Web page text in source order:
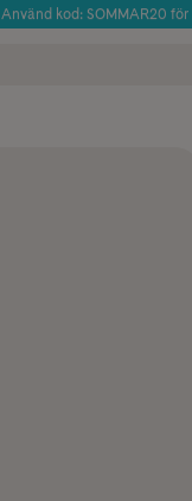
Använd kod: SOMMAR20